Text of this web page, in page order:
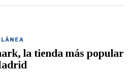
la tienda más popular